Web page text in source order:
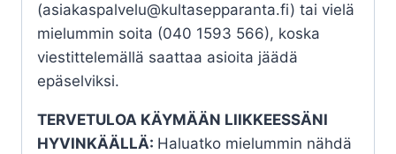
(asiakaspalvelu@kultasepparanta.fi) tai vielä
mielummin soita (040 1593 566), koska
viestittelemällä saattaa asioita jäädä
epäselviksi.
TERVETULOA KÄYMÄÄN LIIKKEESSÄNI
HYVINKÄÄLLÄ: Haluatko mielummin nähdä